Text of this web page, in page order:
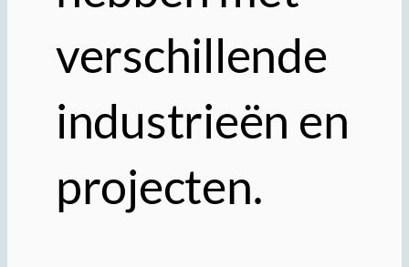
verschillende
industrieën en
projecten.